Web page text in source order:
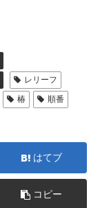
レリーフ
椿 順番
はてブ
コピー